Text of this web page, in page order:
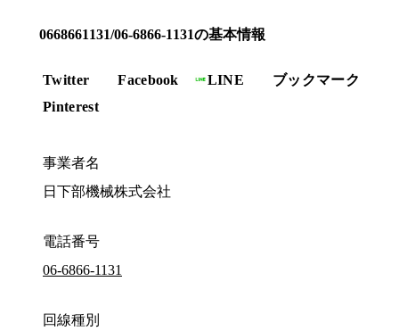
0668661131/06-6866-1131の基本情報
Twitter Facebook LINE
ブックマーク
Pinterest
事業者名
日下部機械株式会社
電話番号
06-6866-1131
回線種別